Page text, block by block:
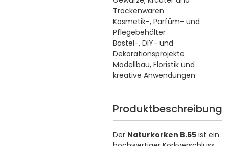
Trockenwaren
Kosmetik-, Parfüm- und
Pflegebehälter
Bastel-, DIY- und
Dekorationsprojekte
Modellbau, Floristik und
kreative Anwendungen
Produktbeschreibung
Der Naturkorken B.65ist ein